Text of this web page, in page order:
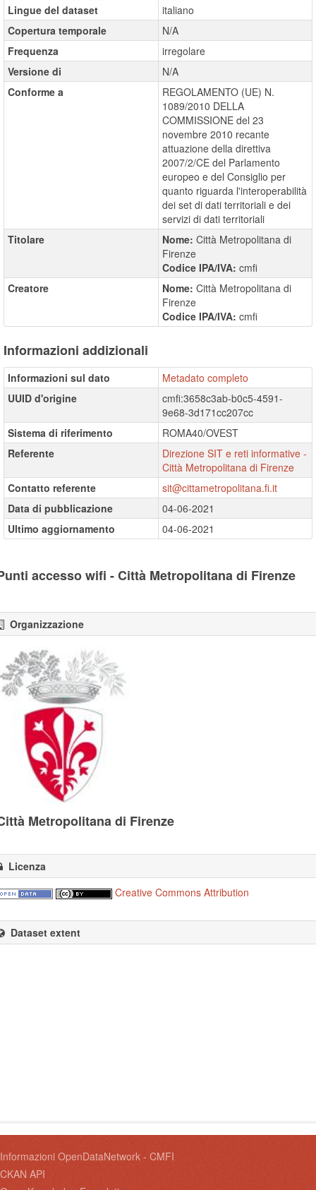
Lingue del dataset
italiano
Copertura temporale
N/A
Frequenza
irregolare
Versione di
N/A
Conforme a
REGOLAMENTO (UE) N.
1089/2010 DELLA
COMMISSIONE del 23
novembre 2010 recante
attuazione della direttiva
2007/2/CE del Parlamento
europeo e del Consiglio per
quanto riguarda l'interoperabilità
dei set di dati territoriali e dei
servizi di dati territoriali
Titolare
Nome: Città Metropolitana di
Firenze
Codice IPA/IVA: cmfi
Creatore
Nome: Città Metropolitana di
Firenze
Codice IPA/IVA: cmfi
Informazioni addizionali
Informazioni sul dato
Metadato completo
UUID d'origine
cmfi:3658c3ab-b0c5-4591-
9e68-3d171cc207cc
Sistema di riferimento
ROMA40/OVEST
Referente
Direzione SIT e reti informative -
Città Metropolitana di Firenze
Contatto referente
sit@cittametropolitana.fi.it
Data di pubblicazione
04-06-2021
Ultimo aggiornamento
04-06-2021
accesso wifi - Città Metropolitana di Firenze
Organizzazione
Metropolitana di Firenze
Licenza
Creative Commons Attribution
Dataset extent
Informazioni OpenDataNetwork - CMFI
CKAN API